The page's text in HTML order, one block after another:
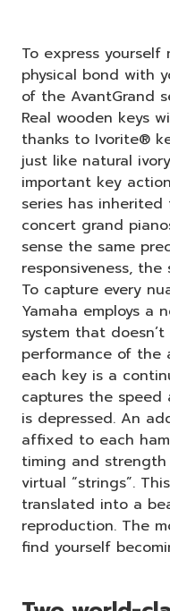
To express
physical bond with
of the AvantGrand
Real wooden keys
thanks to Ivorite®
just like natural
important key
series has inherited
concert grand
sense the same
responsiveness,
To capture every
Yamaha employs a
system that
performance of the
each key is a
captures the
is depressed. An
affixed to each
timing and
virtual “strings”.
translated into a
reproduction. The
find yourself